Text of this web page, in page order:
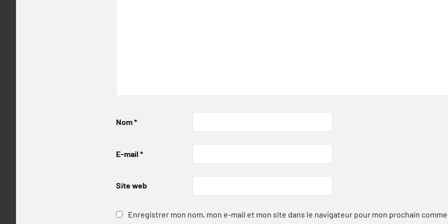
Nom*
E-mail *
Site web
Enregistrer mon nom, mon e-mail et mon site dans le navigateur pour mon prochain